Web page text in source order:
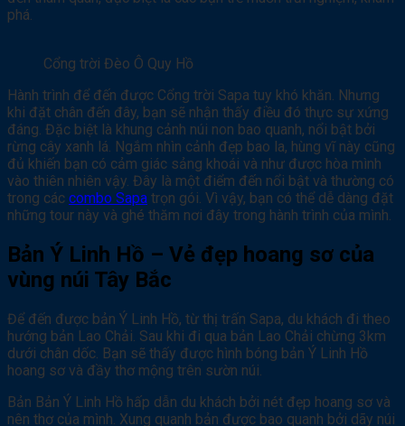
phá.
Cổng trời Đèo Ô Quy Hồ
Hành trình để đến được Cổng trời Sapa tuy khó khăn. Nhưng
khi đặt chân đến đây, bạn sẽ nhận thấy điều đó thực sự xứng
đáng. Đặc biệt là khung cảnh núi non bao quanh, nổi bật bởi
rừng cây xanh lá. Ngắm nhìn cảnh đẹp bao la, hùng vĩ này cũng
đủ khiến bạn có cảm giác sảng khoái và như được hòa mình
vào thiên nhiên vậy. Đây là một điểm đến nổi bật và thường có
trong các combo Sapa trọn gói. Vì vậy, bạn có thể dễ dàng đặt
những tour này và ghé thăm nơi đây trong hành trình của mình.
Bản Ý Linh Hồ – Vẻ đẹp hoang sơ của
vùng núi Tây Bắc
Để đến được bản Ý Linh Hồ, từ thị trấn Sapa, du khách đi theo
hướng bản Lao Chải. Sau khi đi qua bản Lao Chải chừng 3km
dưới chân dốc. Bạn sẽ thấy được hình bóng bản Ý Linh Hồ
hoang sơ và đầy thơ mộng trên sườn núi.
Bản Bản Ý Linh Hồ hấp dẫn du khách bởi nét đẹp hoang sơ và
nên thơ của mình. Xung quanh bản được bao quanh bởi dãy núi